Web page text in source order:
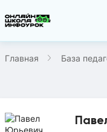
Главная База